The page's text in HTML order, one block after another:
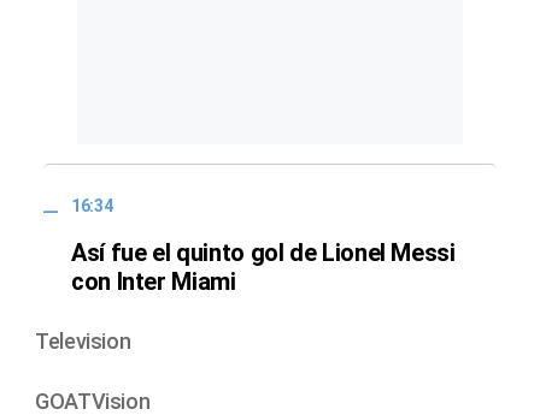
16:34
Así fue el quinto gol de Lionel Messi
con Inter Miami
Television
GOATVision